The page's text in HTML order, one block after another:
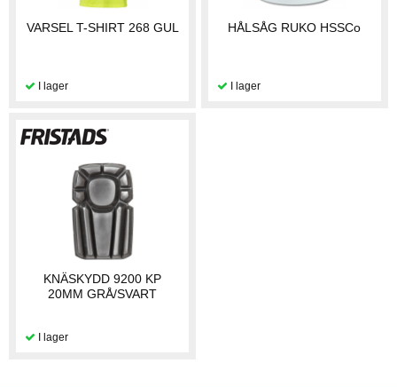
VARSEL T-SHIRT 268 GUL HÅLSÅG RUKO HSSCo
KNÄSKYDD 9200 KP
20MM GRÅ/SVART